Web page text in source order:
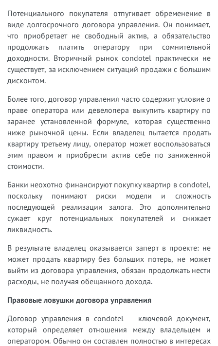
Потенциального покупателя отпугивает обременение в
виде долгосрочного договора управления. Он понимает,
что приобретает не свободный актив, а обязательство
продолжать платить оператору при сомнительной
доходности. Вторичный рынок condotel практически не
существует, за исключением ситуаций продажи с большим
дисконтом.
Более того, договор управления часто содержит условие о
праве оператора или девелопера выкупить квартиру по
заранее установленной формуле, которая существенно
ниже рыночной цены. Если владелец пытается продать
квартиру третьему лицу, оператор может воспользоваться
этим правом и приобрести актив себе по заниженной
стоимости.
Банки неохотно финансируют покупку квартир в condotel,
поскольку понимают риски модели и сложность
последующей реализации залога. Это дополнительно
сужает круг потенциальных покупателей и снижает
ликвидность.
В результате владелец оказывается заперт в проекте: не
может продать квартиру без больших потерь, не может
выйти из договора управления, обязан продолжать нести
расходы, не получая обещанного дохода.
Правовые ловушки договора управления
Договор управления в condotel — ключевой документ,
который определяет отношения между владельцем и
оператором. Обычно он составлен полностью в интересах